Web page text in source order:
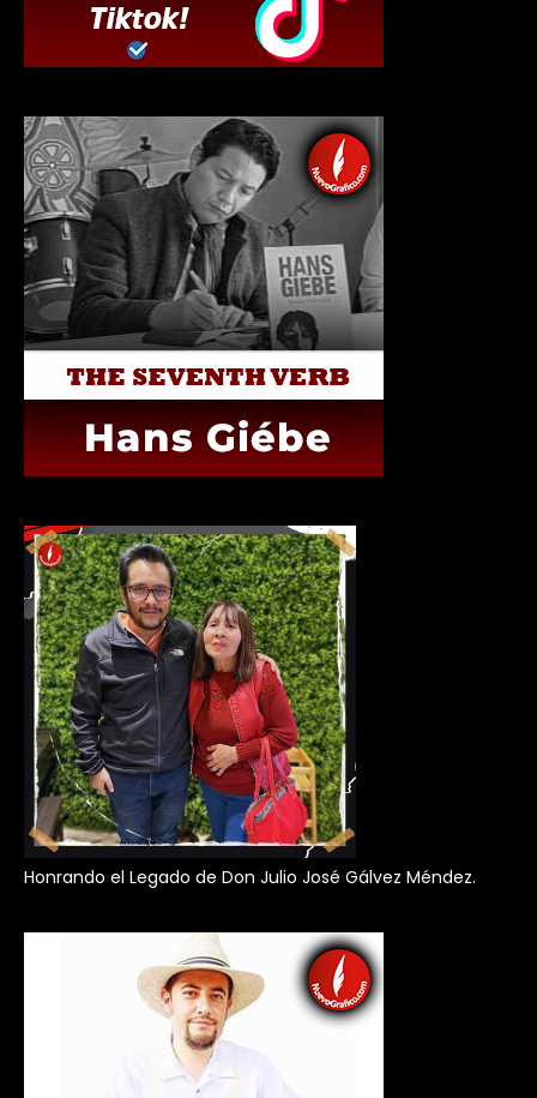
Honrando el Legado de Don Julio José Gálvez Méndez.